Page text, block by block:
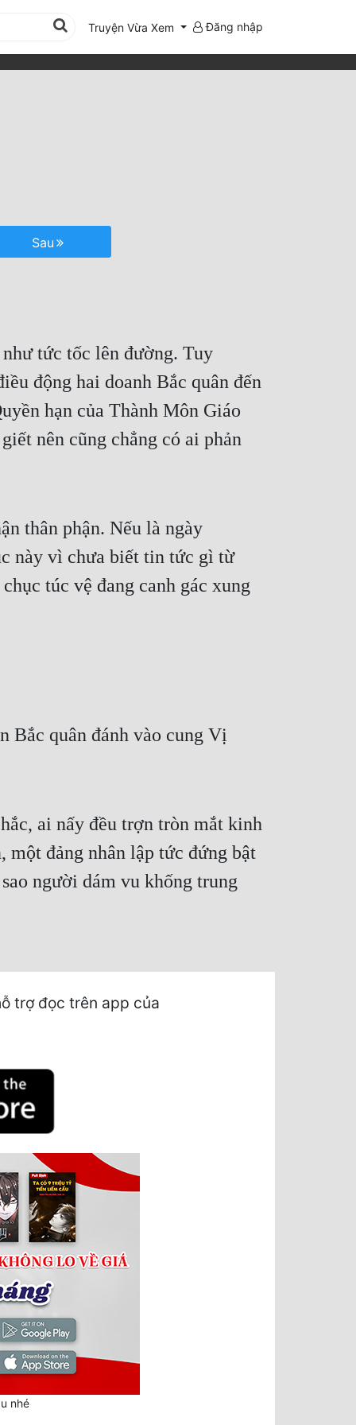
Truyện Vừa Xem Đăng nhập
Sau
tức tốc lên đường. Tuy
động hai doanh Bắc quân đến
hạn của Thành Môn Giáo
nên cũng chẳng có ai phản
thân phận. Nếu là ngày
này vì chưa biết tin tức gì từ
túc vệ đang canh gác xung
Bắc quân đánh vào cung Vị
ai nấy đều trợn tròn mắt kinh
đảng nhân lập tức đứng bật
người dám vu khống trung
trợ đọc trên app của
nhé